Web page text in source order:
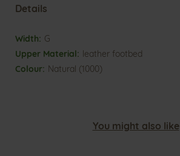
Details
More
Information
G
leather footbed
Natural (1000)
You might also like